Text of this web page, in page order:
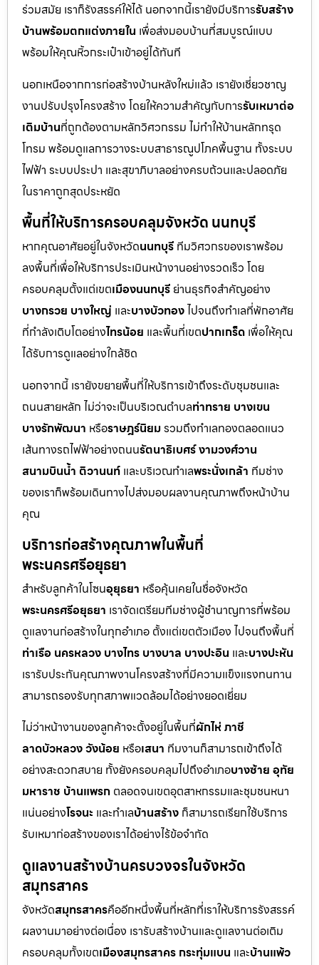
ร่วมสมัย เราก็รังสรรค์ให้ได้ นอกจากนี้เรายังมีบริการรับสร้าง
บ้านพร้อมตกแต่งภายใน เพื่อส่งมอบบ้านที่สมบูรณ์แบบ
พร้อมให้คุณหิ้วกระเป๋าเข้าอยู่ได้ทันที
นอกเหนือจากการก่อสร้างบ้านหลังใหม่แล้ว เรายังเชี่ยวชาญ
งานปรับปรุงโครงสร้าง โดยให้ความสำคัญกับการรับเหมาต่อ
เติมบ้านที่ถูกต้องตามหลักวิศวกรรม ไม่ทำให้บ้านหลักทรุด
โทรม พร้อมดูแลการวางระบบสาธารณูปโภคพื้นฐาน ทั้งระบบ
ไฟฟ้า ระบบประปา และสุขาภิบาลอย่างครบถ้วนและปลอดภัย
ในราคาถูกสุดประหยัด
พื้นที่ให้บริการครอบคลุมจังหวัด นนทบุรี
หากคุณอาศัยอยู่ในจังหวัดนนทบุรี ทีมวิศวกรของเราพร้อม
ลงพื้นที่เพื่อให้บริการประเมินหน้างานอย่างรวดเร็ว โดย
ครอบคลุมตั้งแต่เขตเมืองนนทบุรี ย่านธุรกิจสำคัญอย่าง
บางกรวย บางใหญ่ และบางบัวทองไปจนถึงทำเลที่พักอาศัย
ที่กำลังเติบโตอย่างไทรน้อย และพื้นที่เขตปากเกร็ด เพื่อให้คุณ
ได้รับการดูแลอย่างใกล้ชิด
นอกจากนี้ เรายังขยายพื้นที่ให้บริการเข้าถึงระดับชุมชนและ
ถนนสายหลัก ไม่ว่าจะเป็นบริเวณตำบลท่าทราย บางเขน
บางรักพัฒนา หรือราษฎร์นิยมรวมถึงทำเลทองตลอดแนว
เส้นทางรถไฟฟ้าอย่างถนนรัตนาธิเบศร์ งามวงศ์วาน
สนามบินน้ำ ติวานนท์ และบริเวณทำเลพระนั่งเกล้า ทีมช่าง
ของเราก็พร้อมเดินทางไปส่งมอบผลงานคุณภาพถึงหน้าบ้าน
คุณ
บริการก่อสร้างคุณภาพในพื้นที่
พระนครศรีอยุธยา
สำหรับลูกค้าในโซนอุยุธยา หรือคุ้นเคยในชื่อจังหวัด
พระนครศรีอยุธยา เราจัดเตรียมทีมช่างผู้ชำนาญการที่พร้อม
ดูแลงานก่อสร้างในทุกอำเภอ ตั้งแต่เขตตัวเมือง ไปจนถึงพื้นที่
ท่าเรือ นครหลวง บางไทร บางบาล บางปะอิน และบางปะหัน
เรารับประกันคุณภาพงานโครงสร้างที่มีความแข็งแรงทนทาน
สามารถรองรับทุกสภาพแวดล้อมได้อย่างยอดเยี่ยม
ไม่ว่าหน้างานของลูกค้าจะตั้งอยู่ในพื้นที่ผักไห่ ภาชี
ลาดบัวหลวง วังน้อย หรือเสนา ทีมงานก็สามารถเข้าถึงได้
อย่างสะดวกสบาย ทั้งยังครอบคลุมไปถึงอำเภอบางซ้าย อุทัย
มหาราช บ้านแพรก ตลอดจนเขตอุตสาหกรรมและชุมชนหนา
แน่นอย่างโรจนะ และทำเลบ้านสร้าง ก็สามารถเรียกใช้บริการ
รับเหมาก่อสร้างของเราได้อย่างไร้ข้อจำกัด
ดูแลงานสร้างบ้านครบวงจรในจังหวัด
สมุทรสาคร
จังหวัดสมุทรสาครคืออีกหนึ่งพื้นที่หลักที่เราให้บริการรังสรรค์
ผลงานมาอย่างต่อเนื่อง เรารับสร้างบ้านและดูแลงานต่อเติม
ครอบคลุมทั้งเขตเมืองสมุทรสาคร กระทุ่มแบน และบ้านแพ้ว